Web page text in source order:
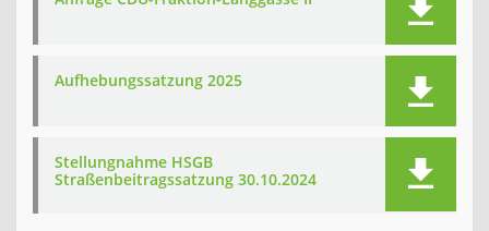
Aufhebungssatzung 2025
Stellungnahme HSGB
Straßenbeitragssatzung 30.10.2024